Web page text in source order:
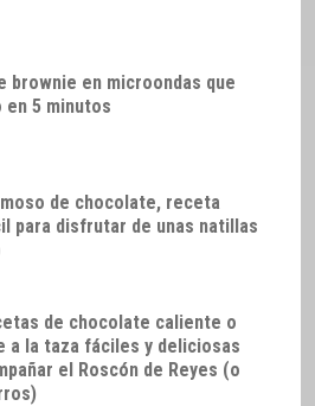
brownie en microondas que
5 minutos
de chocolate, receta
para disfrutar de unas natillas
de chocolate caliente o
a la taza fáciles y deliciosas
el Roscón de Reyes (o